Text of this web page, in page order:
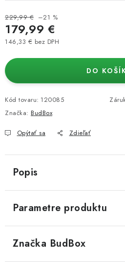
229,99 € –21 %
179,99 €
146,33 € bez DPH
DO
Kód tovaru: 120085
Značka: BudBox
Opýtať sa Zdieľať
Popis
Parametre produktu
Značka BudBox